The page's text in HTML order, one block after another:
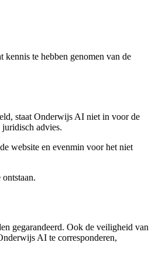
te hebben genomen van de
staat Onderwijs AI niet in voor de
advies.
website en evenmin voor het niet
gegarandeerd. Ook de veiligheid van
AI te corresponderen,